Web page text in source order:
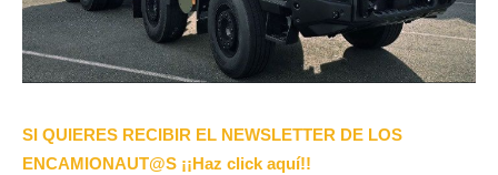
SI QUIERES RECIBIR EL NEWSLETTER DE LOS
ENCAMIONAUT@S ¡¡Haz click aquí!!